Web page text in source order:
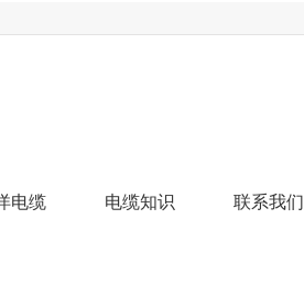
电缆 电缆知识 联系我们